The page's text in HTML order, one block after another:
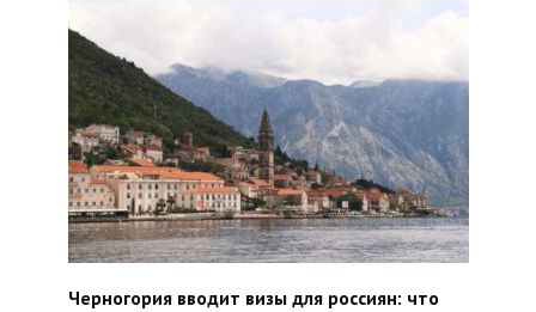
Черногория вводит визы для россиян: что